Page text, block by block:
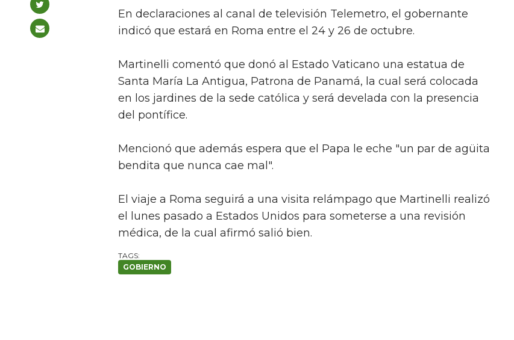
En declaraciones al canal de televisión Telemetro, el gobernante
indicó que estará en Roma entre el 24 y 26 de octubre.
Martinelli comentó que donó al Estado Vaticano una estatua de
Santa María La Antigua, Patrona de Panamá, la cual será colocada
en los jardines de la sede católica y será develada con la presencia
del pontífice.
Mencionó que además espera que el Papa le eche "un par de agüita
bendita que nunca cae mal".
El viaje a Roma seguirá a una visita relámpago que Martinelli realizó
el lunes pasado a Estados Unidos para someterse a una revisión
médica, de la cual afirmó salió bien.
GOBIERNO